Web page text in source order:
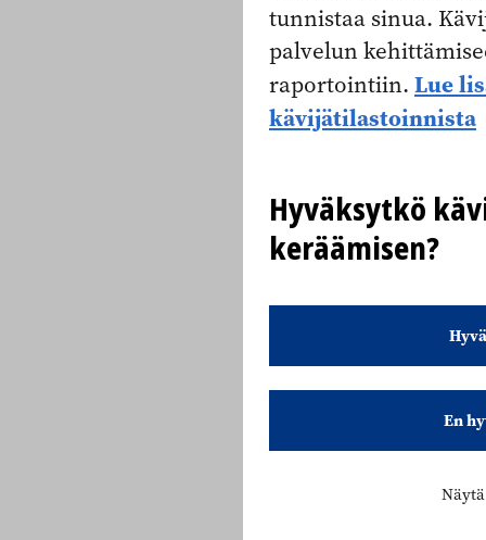
tunnistaa sinua.
palvelun
raportointiin. Lue
kävijätilastoinnista
Hyväksytkö
keräämisen?
En